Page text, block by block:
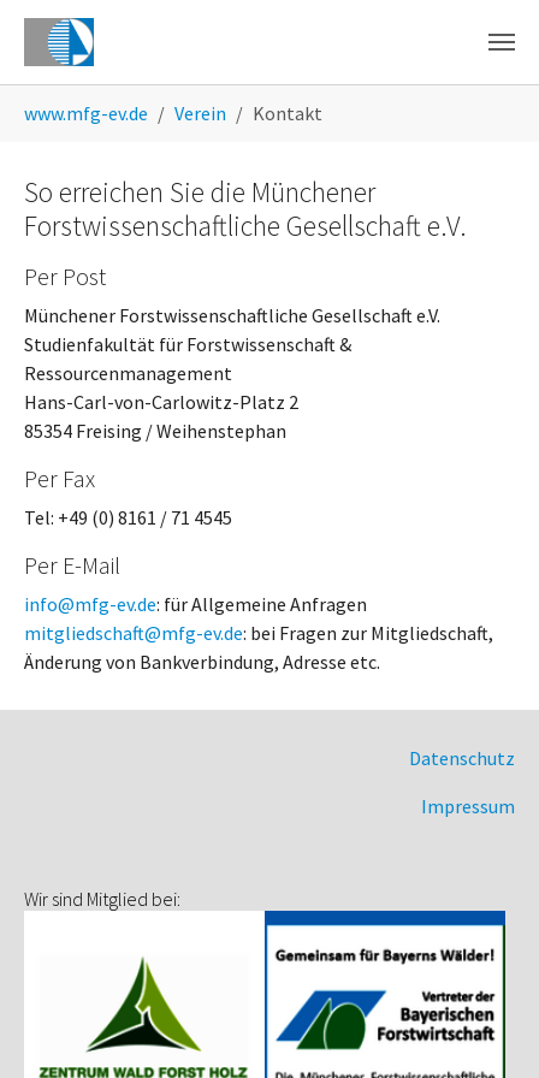
Skip to main content
www.mfg-ev.de Verein Kontakt
So erreichen Sie die Münchener
Forstwissenschaftliche Gesellschaft e.V.
Per Post
Münchener Forstwissenschaftliche Gesellschaft e.V.
Studienfakultät für Forstwissenschaft &
Ressourcenmanagement
Hans-Carl-von-Carlowitz-Platz 2
85354 Freising / Weihenstephan
Per Fax
Tel: +49 (0) 8161 / 71 4545
Per E-Mail
info@mfg-ev.de: für Allgemeine Anfragen
mitgliedschaft@mfg-ev.de: bei Fragen zur Mitgliedschaft,
Änderung von Bankverbindung, Adresse etc.
Datenschutz
Impressum
Wir sind Mitglied bei: